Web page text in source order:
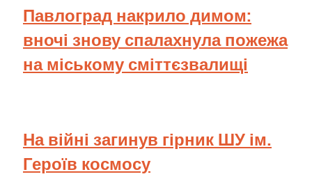
Павлоград накрило димом:
вночі знову спалахнула пожежа
на міському сміттєзвалищі
На війні загинув гірник ШУ ім.
Героїв космосу